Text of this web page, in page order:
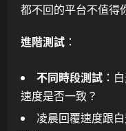
都不回的平台不值得
進階測試 ：
不同時段測試 ：
速度是否一致？
凌晨回覆速度跟